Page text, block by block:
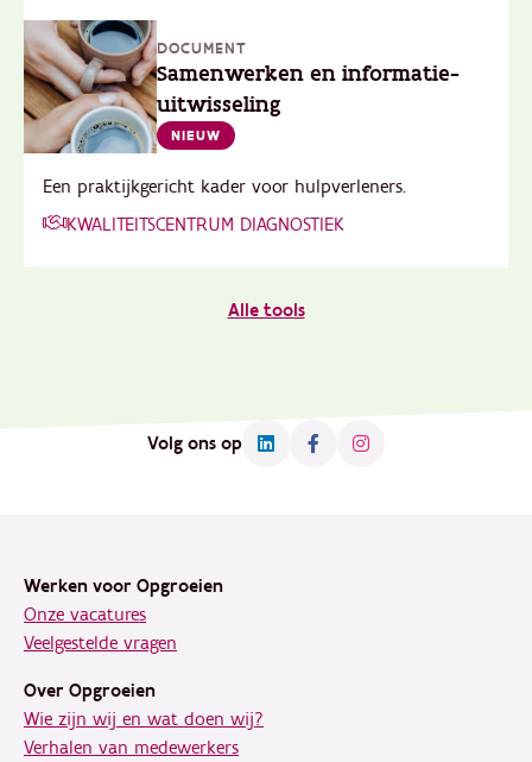
DOCUMENT
Samenwerken en informatie-
uitwisseling
NIEUW
Een praktijkgericht kader voor hulpverleners.
KWALITEITSCENTRUM DIAGNOSTIEK
Alle tools
Volg ons op
Werken voor Opgroeien
Onze vacatures
Veelgestelde vragen
Over Opgroeien
Wie zijn wij en wat doen wij?
Verhalen van medewerkers